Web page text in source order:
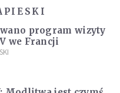
program wizyty
we Francji